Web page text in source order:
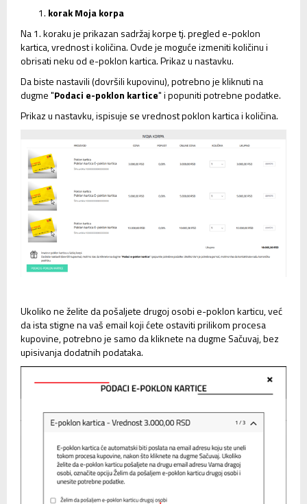
korak Moja korpa
Na 1. koraku je prikazan sadržaj korpe tj. pregled e-poklon
kartica, vrednost i količina. Ovde je moguće izmeniti količinu i
obrisati neku od e-poklon kartica. Prikaz u nastavku.
Da biste nastavili (dovršili kupovinu), potrebno je kliknuti na
dugme "Podaci e-poklon kartice" i popuniti potrebne podatke.
Prikaz u nastavku, ispisuje se vrednost poklon kartica i količina.
Ukoliko ne želite da pošaljete drugoj osobi e-poklon karticu, već
da ista stigne na vaš email koji ćete ostaviti prilikom procesa
kupovine, potrebno je samo da kliknete na dugme Sačuvaj, bez
upisivanja dodatnih podataka.